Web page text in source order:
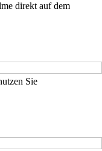
direkt auf dem
Sie